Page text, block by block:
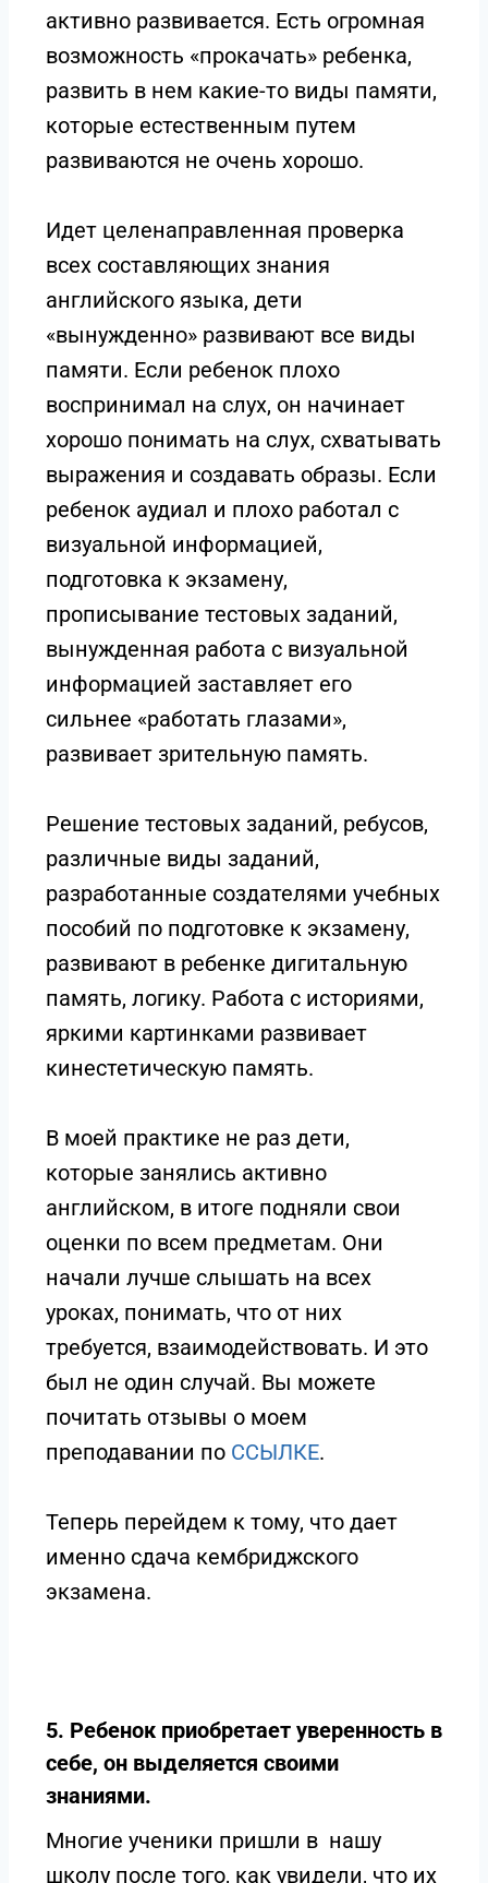
активно развивается. Есть огромная
возможность «прокачать» ребенка,
развить в нем какие-то виды памяти,
которые естественным путем
развиваются не очень хорошо.
Идет целенаправленная проверка
всех составляющих знания
английского языка, дети
«вынужденно» развивают все виды
памяти. Если ребенок плохо
воспринимал на слух, он начинает
хорошо понимать на слух, схватывать
выражения и создавать образы. Если
ребенок аудиал и плохо работал с
визуальной информацией,
подготовка к экзамену,
прописывание тестовых заданий,
вынужденная работа с визуальной
информацией заставляет его
сильнее «работать глазами»,
развивает зрительную память.
Решение тестовых заданий, ребусов,
различные виды заданий,
разработанные создателями учебных
пособий по подготовке к экзамену,
развивают в ребенке дигитальную
память, логику. Работа с историями,
яркими картинками развивает
кинестетическую память.
В моей практике не раз дети,
которые занялись активно
английском, в итоге подняли свои
оценки по всем предметам. Они
начали лучше слышать на всех
уроках, понимать, что от них
требуется, взаимодействовать. И это
был не один случай. Вы можете
почитать отзывы о моем
преподавании по ССЫЛКЕ.
Теперь перейдем к тому, что дает
именно сдача кембриджского
экзамена.
5. Ребенок приобретает уверенность в
себе, он выделяется своими
знаниями.
Многие ученики пришли в нашу
школу после того, как увидели, что их